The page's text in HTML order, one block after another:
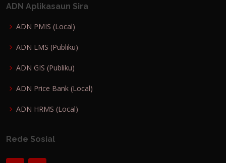
ADN Aplikasaun Sira
ADN PMIS (Local)
ADN LMS (Publiku)
ADN GIS (Publiku)
ADN Price Bank (Local)
ADN HRMS (Local)
Rede Sosial